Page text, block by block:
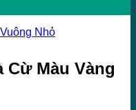
Nhỏ
Cừ Màu Vàng